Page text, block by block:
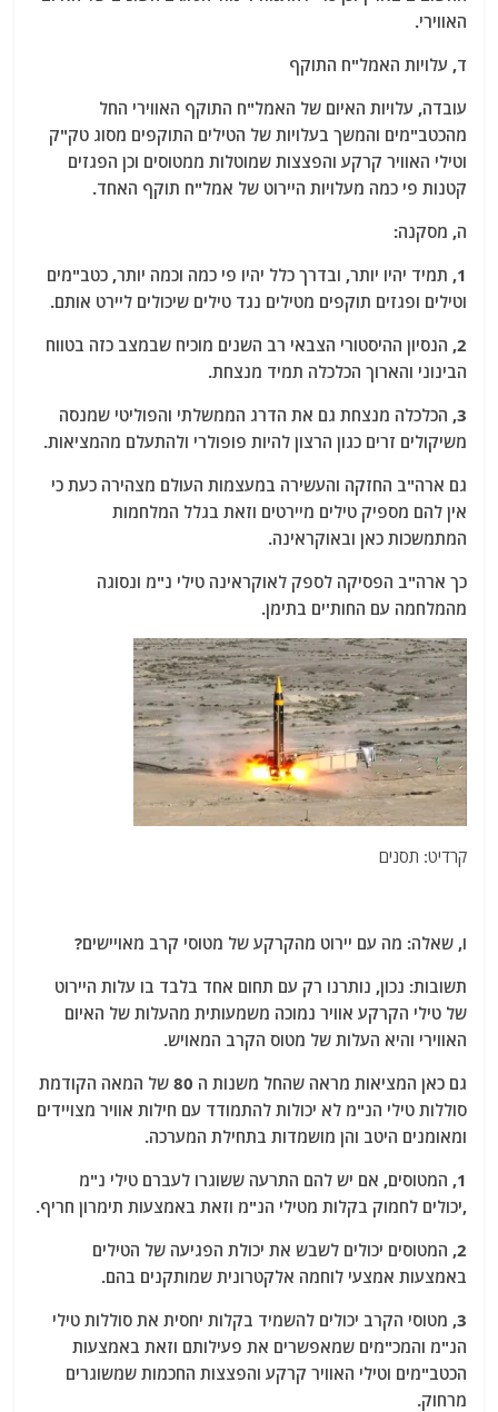
האווירי.
ד, עלויות האמל"ח התוקף
עובדה, עלויות האיום של האמל"ח התוקף האווירי החל
מהכטב"מים והמשך בעלויות של הטילים התוקפים מסוג טק"ק
וטילי האוויר קרקע והפצצות שמוטלות ממטוסים וכן הפגזים
קטנות פי כמה מעלויות היירוט של אמל"ח תוקף האחד.
ה, מסקנה:
1, תמיד יהיו יותר, ובדרך כלל יהיו פי כמה וכמה יותר, כטב"מים
וטילים ופגזים תוקפים מטילים נגד טילים שיכולים ליירט אותם.
2, הנסיון ההיסטורי הצבאי רב השנים מוכיח שבמצב כזה בטווח
הבינוני והארוך הכלכלה תמיד מנצחת.
3, הכלכלה מנצחת גם את הדרג הממשלתי והפוליטי שמנסה
משיקולים זרים כגון הרצון להיות פופולרי ולהתעלם מהמציאות.
גם ארה"ב החזקה והעשירה במעצמות העולם מצהירה כעת כי
אין להם מספיק טילים מיירטים וזאת בגלל המלחמות
המתמשכות כאן ובאוקראינה.
כך ארה"ב הפסיקה לספק לאוקראינה טילי נ"מ ונסוגה
מהמלחמה עם החות'ים בתימן.
קרדיט: תסנים
ו, שאלה: מה עם יירוט מהקרקע של מטוסי קרב מאויישים?
תשובות: נכון, נותרנו רק עם תחום אחד בלבד בו עלות היירוט
של טילי הקרקע אוויר נמוכה משמעותית מהעלות של האיום
האווירי והיא העלות של מטוס הקרב המאויש.
גם כאן המציאות מראה שהחל משנות ה 80 של המאה הקודמת
סוללות טילי הנ"מ לא יכולות להתמודד עם חילות אוויר מצויידים
ומאומנים היטב והן מושמדות בתחילת המערכה.
1, המטוסים, אם יש להם התרעה ששוגרו לעברם טילי נ"מ
,יכולים לחמוק בקלות מטילי הנ"מ וזאת באמצעות תימרון חריף.
2, המטוסים יכולים לשבש את יכולת הפגיעה של הטילים
באמצעות אמצעי לוחמה אלקטרונית שמותקנים בהם.
3, מטוסי הקרב יכולים להשמיד בקלות יחסית את סוללות טילי
הנ"מ והמכ"מים שמאפשרים את פעילותם וזאת באמצעות
הכטב"מים וטילי האוויר קרקע והפצצות החכמות שמשוגרים
מרחוק.